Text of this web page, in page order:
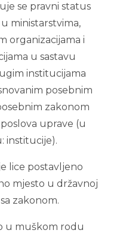
se pravni status
ministarstvima,
organizacijama i
u sastavu
institucijama
posebnim
zakonom
uprave (u
institucije).
lice postavljeno
mjesto u državnoj
zakonom.
u muškom rodu